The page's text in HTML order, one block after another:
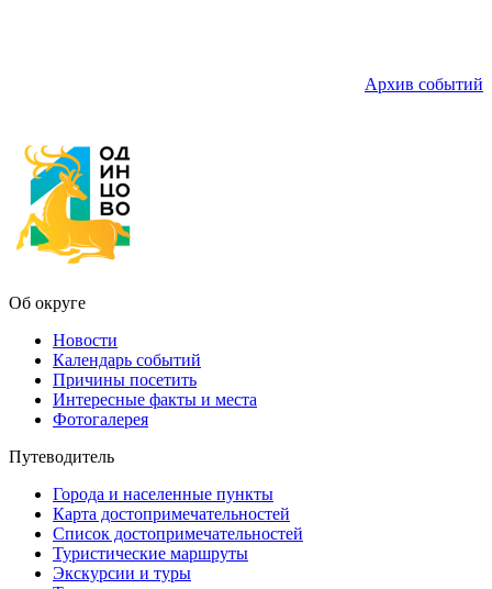
Архив событий
Об округе
Новости
Календарь событий
Причины посетить
Интересные факты и места
Фотогалерея
Путеводитель
Города и населенные пункты
Карта достопримечательностей
Список достопримечательностей
Туристические маршруты
Экскурсии и туры